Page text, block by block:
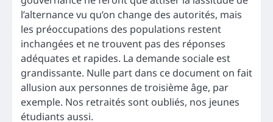
l’alternance vu qu’on change des autorités, mais
les préoccupations des populations restent
inchangées et ne trouvent pas des réponses
adéquates et rapides. La demande sociale est
grandissante. Nulle part dans ce document on fait
allusion aux personnes de troisième âge, par
exemple. Nos retraités sont oubliés, nos jeunes
étudiants aussi.